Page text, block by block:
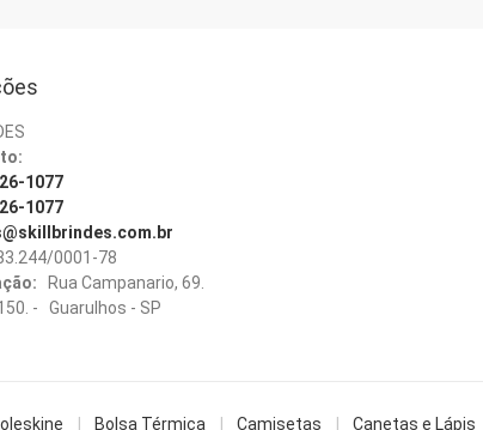
1077
1077
0001-78
Rua Campanario, 69.
- Guarulhos - SP
Bolsa Térmica Camisetas Canetas e Lápis